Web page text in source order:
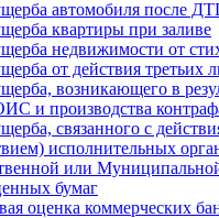
автомобиля после
квартиры при заливе
недвижимости от
от действия третьих
возникающего в
и производства
связанного с
исполнительных
или
бумаг
оценка коммерческих